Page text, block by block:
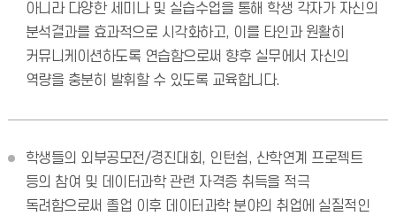
아니라 다양한 세미나 및 실습수업을 통해 학생 각자가 자신의
분석결과를 효과적으로 시각화하고, 이를 타인과 원활히
커뮤니케이션하도록 연습함으로써 향후 실무에서 자신의
역량을 충분히 발휘할 수 있도록 교육합니다.
학생들의 외부공모전/경진대회, 인턴쉽, 산학연계 프로젝트
등의 참여 및 데이터과학 관련 자격증 취득을 적극
독려함으로써 졸업 이후 데이터과학 분야의 취업에 실질적인